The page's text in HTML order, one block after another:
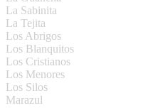
La Sabinita
La Tejita
Los Abrigos
Los Blanquitos
Los Cristianos
Los Menores
Los Silos
Marazul